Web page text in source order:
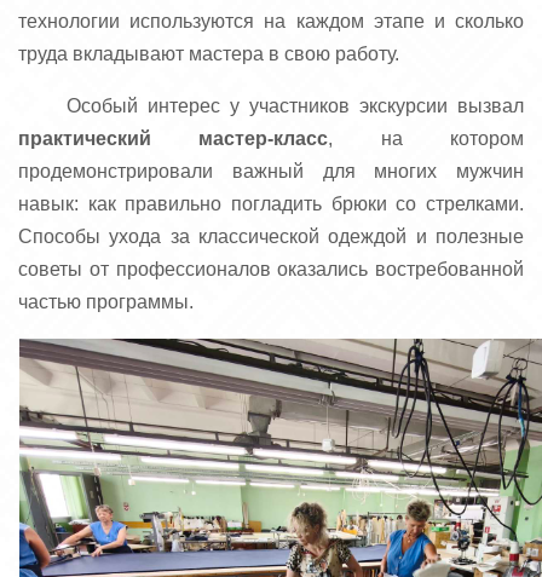
технологии используются на каждом этапе и сколько
труда вкладывают мастера в свою работу.
Особый интерес у участников экскурсии вызвал
практический мастер-класс, на котором
продемонстрировали важный для многих мужчин
навык: как правильно погладить брюки со стрелками.
Способы ухода за классической одеждой и полезные
советы от профессионалов оказались востребованной
частью программы.